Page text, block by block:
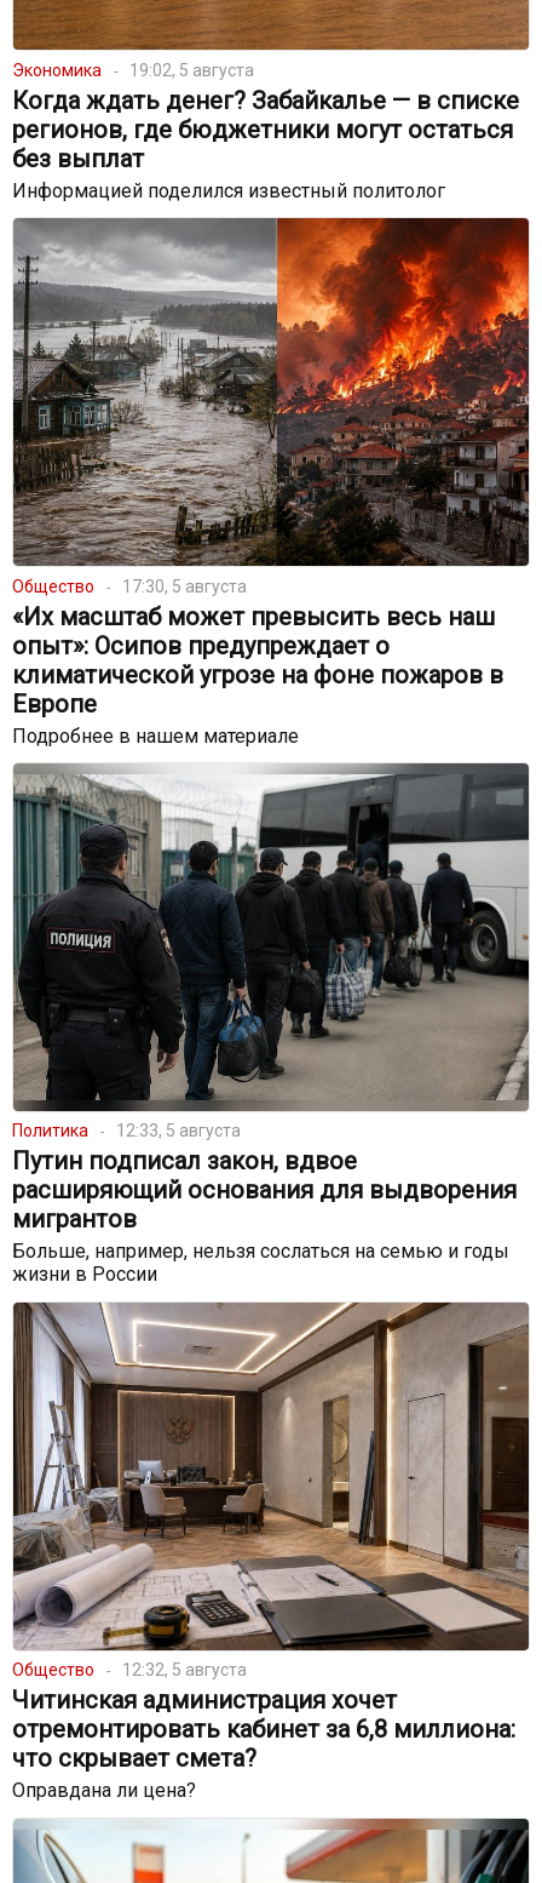
Экономика 19:02, 5 августа
Когда ждать денег? Забайкалье — в списке
регионов, где бюджетники могут остаться
без выплат
Информацией поделился известный политолог
Общество 17:30, 5 августа
«Их масштаб может превысить весь наш
опыт»: Осипов предупреждает о
климатической угрозе на фоне пожаров в
Европе
Подробнее в нашем материале
Политика 12:33, 5 августа
Путин подписал закон, вдвое
расширяющий основания для выдворения
мигрантов
Больше, например, нельзя сослаться на семью и годы
жизни в России
Общество 12:32, 5 августа
Читинская администрация хочет
отремонтировать кабинет за 6,8 миллиона:
что скрывает смета?
Оправдана ли цена?